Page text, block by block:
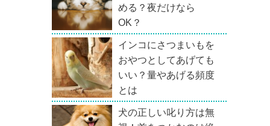
める？夜だけなら
OK？
インコにさつまいもを
おやつとしてあげても
いい？量やあげる頻度
とは
犬の正しい叱り方は無